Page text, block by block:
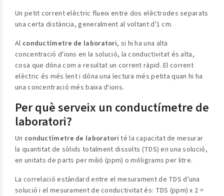
Un petit corrent elèctric flueix entre dos elèctrodes separats
una certa distància, generalment al voltant d'1 cm.
Al conductímetre de laboratori, si hi ha una alta
concentració d'ions en la solució, la conductivitat és alta,
cosa que dóna com a resultat un corrent ràpid. El corrent
elèctric és més lent i dóna una lectura més petita quan hi ha
una concentració més baixa d'ions.
Per què serveix un conductímetre de
laboratori?
Un conductímetre de laboratori té la capacitat de mesurar
la quantitat de sòlids totalment dissolts (TDS) en una solució,
en unitats de parts per milió (ppm) o mil·ligrams per litre.
La correlació estàndard entre el mesurament de TDS d'una
solució i el mesurament de conductivitat és: TDS (ppm) x 2 =